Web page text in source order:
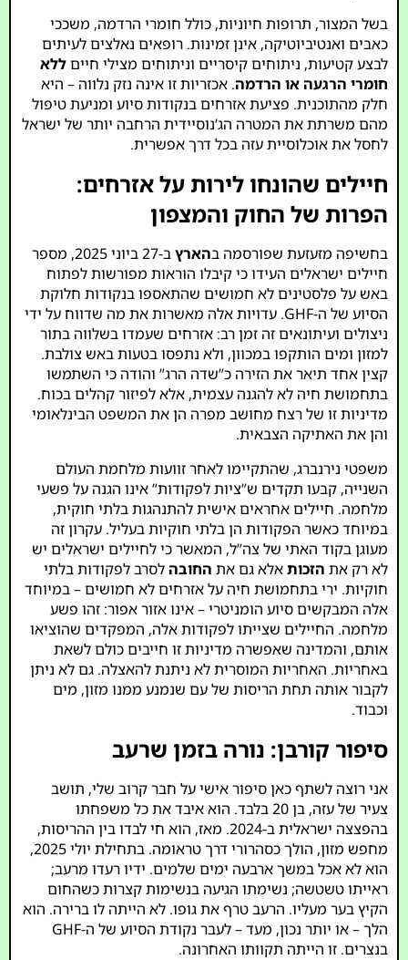
בשל המצור, תרופות חיוניות, כולל חומרי הרדמה, משככי
כאבים ואנטיביוטיקה, אינן זמינות. רופאים נאלצים לעיתים
לבצע קטיעות, ניתוחים קיסריים וניתוחים מצילי חייםללא
חומרי הרגעה או הרדמה. אכזריות זו אינה נזק נלווה – היא
חלק מהתוכנית. פציעת אזרחים בנקודות סיוע ומניעת טיפול
מהם משרתת את המטרה הג’נוסיידית הרחבה יותר של ישראל
לחסל את אוכלוסיית עזה בכל דרך אפשרית.
חיילים שהונחו לירות על אזרחים:
הפרות של החוק והמצפון
בחשיפה מזעזעת שפורסמה בהארץ
ב-27 ביוני 2025, מספר
חיילים ישראלים העידו כי קיבלו הוראות מפורשות לפתוח
באש על פלסטינים לא חמושים שהתאספו בנקודות חלוקת
הסיוע של ה-GHF. עדויות אלה מאשרות את מה שדווח על ידי
ניצולים ועיתונאים זה זמן רב: אזרחים שעמדו בשלווה בתור
למזון ומים הותקפו במכוון, ולא נתפסו בטעות באש צולבת.
קצין אחד תיאר את הזירה כ”שדה הרג” והודה כי השתמשו
בתחמושת חיה לא להגנה עצמית, אלא לפיזור קהלים בכוח.
מדיניות זו של רצח מחושב מפרה הן את המשפט הבינלאומי
והן את האתיקה הצבאית.
משפטי נירנברג, שהתקיימו לאחר זוועות מלחמת העולם
השנייה, קבעו תקדים ש”ציות לפקודות” אינו הגנה על פשעי
מלחמה. חיילים אחראים אישית להתנהגות בלתי חוקית,
במיוחד כאשר הפקודות הן בלתי חוקיות בעליל. עקרון זה
מעוגן בקוד האתי של צה”ל, המאשר כי לחיילים ישראלים יש
לא רק את הזכותאלא גם את החובה לסרב לפקודות בלתי
חוקיות. ירי בתחמושת חיה על אזרחים לא חמושים – במיוחד
אלה המבקשים סיוע הומניטרי – אינו אזור אפור: זהו פשע
מלחמה. החיילים שצייתו לפקודות אלה, המפקדים שהוציאו
אותם, והמדינה שאפשרה מדיניות זו חייבים כולם לשאת
באחריות. האחריות המוסרית לא ניתנת להאצלה. גם לא ניתן
לקבור אותה תחת הריסות של עם שנמנע ממנו מזון, מים
וכבוד.
סיפור קורבן: נורה בזמן שרעב
אני רוצה לשתף כאן סיפור אישי על חבר קרוב שלי, תושב
צעיר של עזה, בן 20 בלבד. הוא איבד את כל משפחתו
בהפצצה ישראלית ב-2024. מאז, הוא חי לבדו בין ההריסות,
מחפש מזון, הולך כסהרורי דרך טראומה. בתחילת יולי 2025,
הוא לא אכל במשך ארבעה ימים שלמים. ידיו רעדו מרעב;
ראייתו טשטשה; נשימתו הגיעה בנשימות קצרות כשהחום
הקיץ בער מעליו. הרעב טרף את גופו. לא הייתה לו ברירה. הוא
הלך – או יותר נכון, מעד – לעבר נקודת הסיוע של ה-GHF
בנצרים. זו הייתה תקוותו האחרונה.